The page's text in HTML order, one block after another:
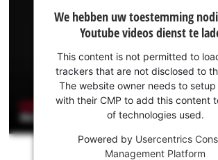
nodig om de
Youtube
dienst te
laden!
This
content
We hebben uw toestemming
Youtube videos dienst te
This content is not permitted to
trackers that are not disclosed to
The website owner needs to
with their CMP to add this content
of technologies used.
Powered by Usercentrics
Management Platform